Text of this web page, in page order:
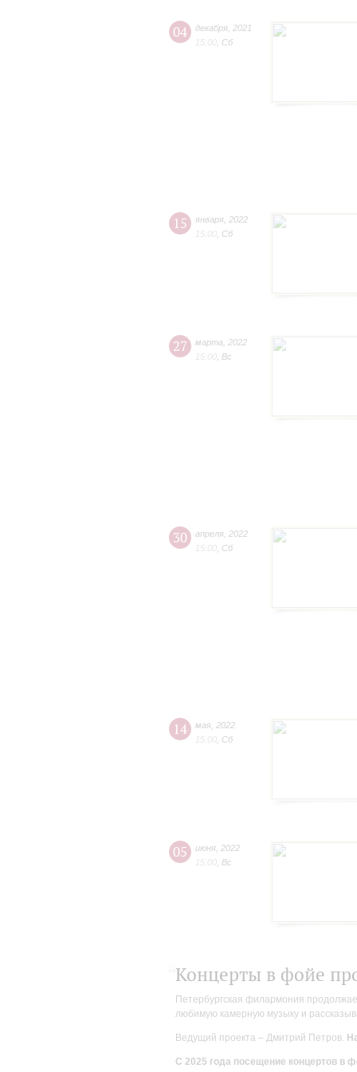
04 декабря 2021
15:00 Сб
15 января 2022
15:00 Сб
27 марта
2022
15:00 Вс
30 апреля 2022
15:00 Сб
14 мая 2022
15:00 Сб
05 июня 2022
15:00 Вс
Концерты в фойе
Петербургская филармония
любимую камерную музыку и
Ведущий проекта – Дмитрий Петров.
С 2025 года посещение концертов в